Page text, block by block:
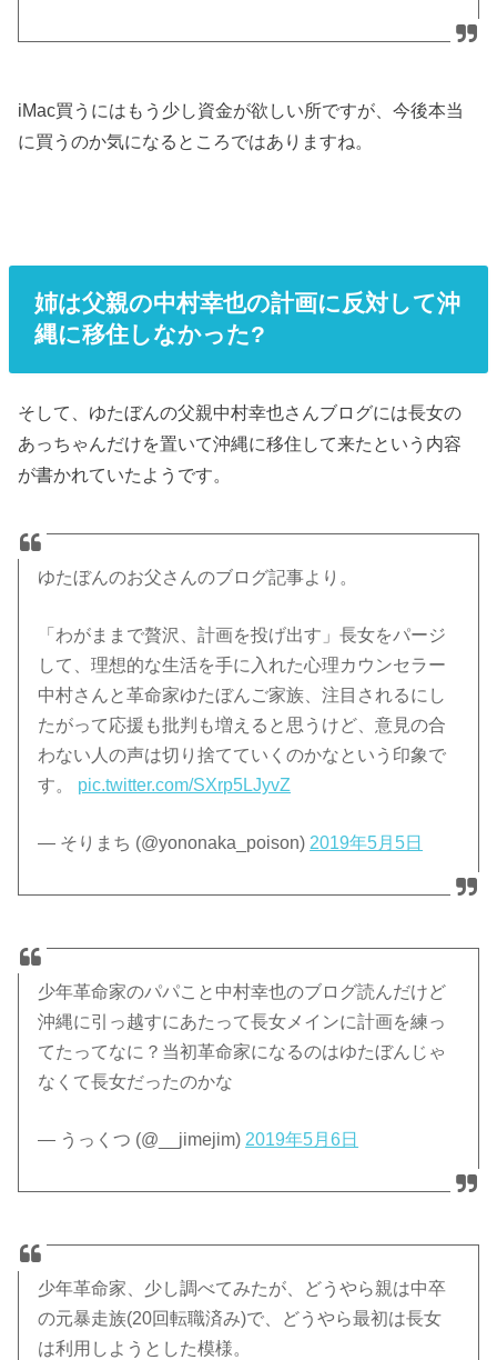
iMac買うにはもう少し資金が欲しい所ですが、今後本当
に買うのか気になるところではありますね。
姉は父親の中村幸也の計画に反対して沖
縄に移住しなかった?
そして、ゆたぼんの父親中村幸也さんブログには長女の
あっちゃんだけを置いて沖縄に移住して来たという内容
が書かれていたようです。
ゆたぼんのお父さんのブログ記事より。
「わがままで贅沢、計画を投げ出す」長女をパージ
して、理想的な生活を手に入れた心理カウンセラー
中村さんと革命家ゆたぼんご家族、注目されるにし
たがって応援も批判も増えると思うけど、意見の合
わない人の声は切り捨てていくのかなという印象で
す。 pic.twitter.com/SXrp5LJyvZ
— そりまち (@yononaka_poison) 2019年5月5日
少年革命家のパパこと中村幸也のブログ読んだけど
沖縄に引っ越すにあたって長女メインに計画を練っ
てたってなに？当初革命家になるのはゆたぼんじゃ
なくて長女だったのかな
— うっくつ (@__jimejim) 2019年5月6日
少年革命家、少し調べてみたが、どうやら親は中卒
の元暴走族(20回転職済み)で、どうやら最初は長女
は利用しようとした模様。